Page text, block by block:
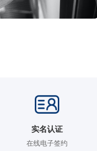
实名认证
在线电子签约